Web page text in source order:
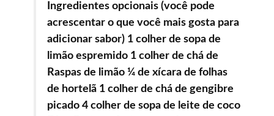
Ingredientes opcionais (você pode
acrescentar o que você mais gosta para
adicionar sabor) 1 colher de sopa de
limão espremido 1 colher de chá de
Raspas de limão ¼ de xícara de folhas
de hortelã 1 colher de chá de gengibre
picado 4 colher de sopa de leite de coco